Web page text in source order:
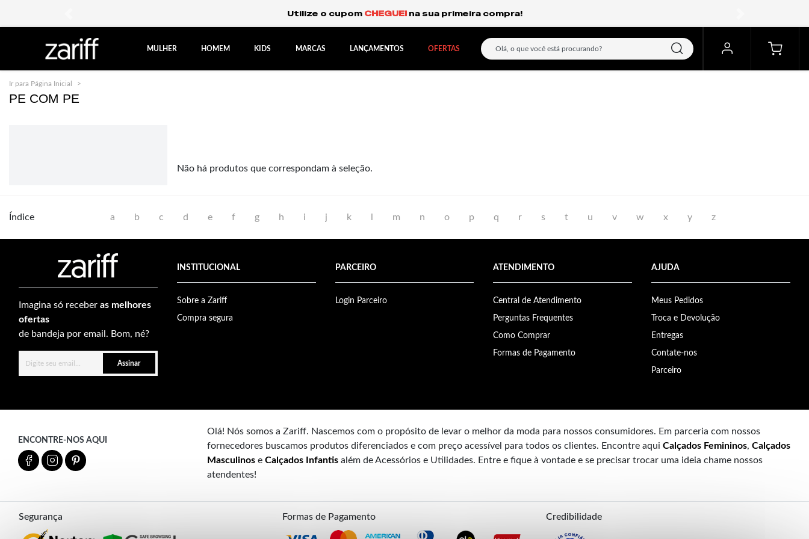
Utilize o cupom CHEGUEIna sua primeira compra!
MULHER HOMEM KIDS MARCAS LANÇAMENTOS OFERTAS
Ir para Página Inicial
PE COM PE
Não há produtos que correspondam à seleção.
Índice a b c d e f g h i j k m n o p q r s t u v w x y z
Imagina só receber as melhores
ofertas
de bandeja por email. Bom, né?
Assinar
INSTITUCIONAL
Sobre a Zariff
Compra segura
PARCEIRO
Login Parceiro
ATENDIMENTO
Central de Atendimento
Perguntas Frequentes
Como Comprar
Formas de Pagamento
AJUDA
Meus Pedidos
Troca e Devolução
Entregas
Contate-nos
Parceiro
ENCONTRE-NOS AQUI
Olá! Nós somos a Zariff. Nascemos com o propósito de levar o melhor da moda para nossos consumidores. Em parceria com nossos
fornecedores buscamos produtos diferenciados e com preço acessível para todos os clientes. Encontre aqui Calçados Femininos, Calçados
Masculinose Calçados Infantisalém de Acessórios e Utilidades. Entre e fique à vontade e se precisar trocar uma ideia chame nossos
atendentes!
Segurança Formas de Pagamento Credibilidade